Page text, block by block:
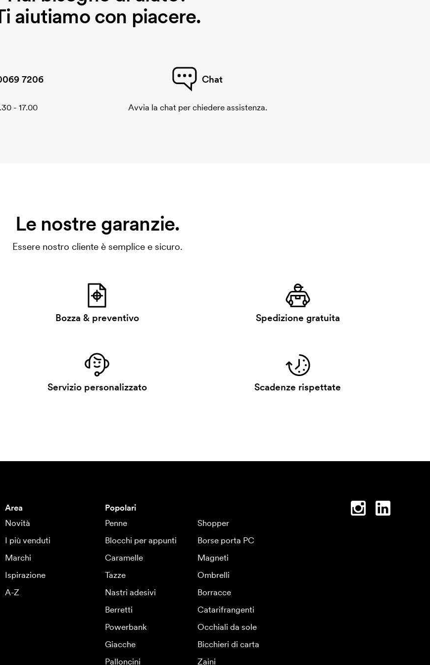
aiutiamo con piacere.
7206
- 17.00
Chat
Avvia la chat per chiedere assistenza.
Le nostre garanzie.
Essere nostro cliente è semplice e sicuro.
Bozza & preventivo Spedizione gratuita
Servizio personalizzato Scadenze rispettate
Area
Novità
I più venduti
Marchi
Ispirazione
A-Z
Popolari
Penne
Shopper
Blocchi per appunti
Borse porta PC
Caramelle
Magneti
Tazze
Ombrelli
Nastri adesivi
Borracce
Berretti
Catarifrangenti
Powerbank
Occhiali da sole
Giacche
Bicchieri di carta
Palloncini
Zaini